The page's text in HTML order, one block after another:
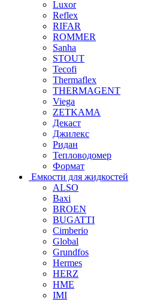
Luxor
Reflex
RIFAR
ROMMER
Sanha
STOUT
Tecofi
Thermaflex
THERMAGENT
Viega
ZETKAMA
Декаст
Джилекс
Ридан
Тепловодомер
Формат
Емкости для жидкостей
ALSO
Baxi
BROEN
BUGATTI
Cimberio
Global
Grundfos
Hermes
HERZ
HME
IMI